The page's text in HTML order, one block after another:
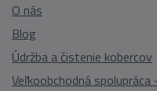
O nás
Blog
Údržba a čistenie kobercov
Veľkoobchodná spolupráca